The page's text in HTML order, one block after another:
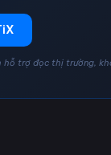
hỗ trợ đọc thị trường,